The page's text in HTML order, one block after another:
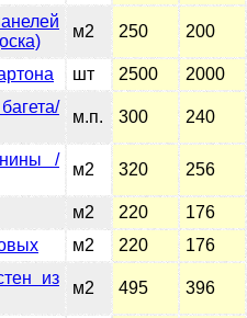
м2 250 200
шт 2500 2000
м.п. 300 240
/
м2 320 256
м2 220 176
м2 220 176
из
м2 495 396